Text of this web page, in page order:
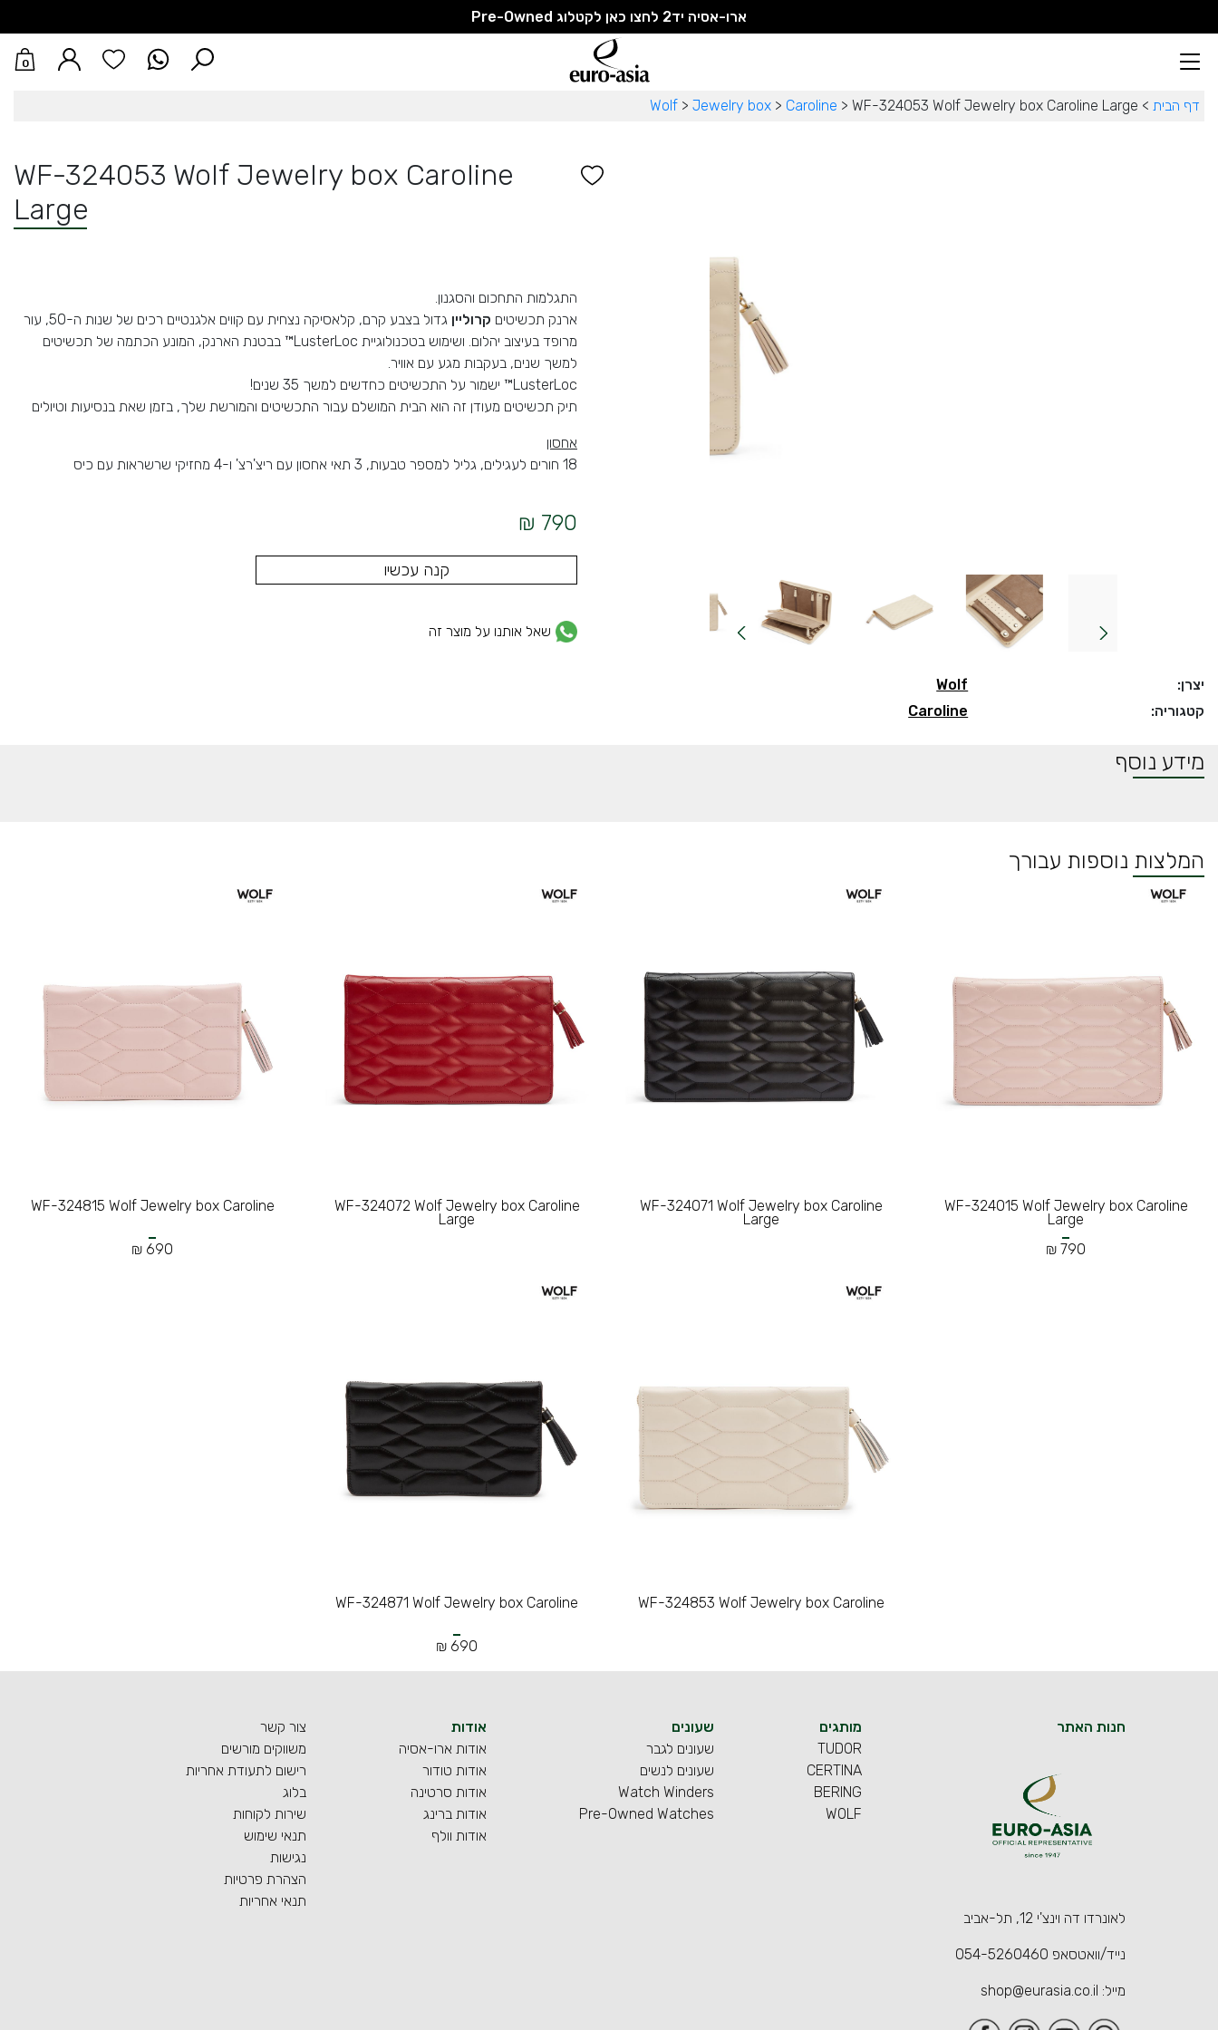
ארו-אסיה יד2 לחצו כאן לקטלוג Pre-Owned
0
דף הבית >
Wolf > Jewelry box > Caroline > WF-324053 Wolf Jewelry box Caroline Large
יצרן:
Wolf
קטגוריה:
Caroline
WF-324053 Wolf Jewelry box Caroline
Large
התגלמות התחכום והסגנון.
ארנק תכשיטים קרוליין
גדול בצבע קרם, קלאסיקה נצחית עם קווים אלגנטיים רכים של שנות ה-50, עור
מרופד בעיצוב יהלום. ושימוש בטכנולוגיית
LusterLoc™ בבטנת הארנק, המונע הכתמה של תכשיטים
למשך שנים, בעקבות מגע עם אוויר.
LusterLoc™ ישמור על התכשיטים כחדשים למשך 35 שנים!
תיק תכשיטים מעודן זה הוא הבית המושלם עבור התכשיטים והמורשת שלך, בזמן שאת בנסיעות וטיולים
אחסון
18 חורים לעגילים, גליל למספר טבעות, 3 תאי אחסון עם ריצ'רצ' ו-4 מחזיקי שרשראות עם כיס
790 ₪
קנה עכשיו
שאל אותנו על מוצר זה
מידע נוסף
המלצות נוספות עבורך
WF-324015 Wolf Jewelry box Caroline
Large
790 ₪
WF-324071 Wolf Jewelry box Caroline
Large
WF-324072 Wolf Jewelry box Caroline
Large
WF-324815 Wolf Jewelry box Caroline
690 ₪
WF-324853 Wolf Jewelry box Caroline
WF-324871 Wolf Jewelry box Caroline
690 ₪
חנות האתר
לאונרדו דה וינצ'י 12, תל-אביב
נייד/וואטסאפ 054-5260460
מייל: shop@eurasia.co.il
מותגים
TUDOR
CERTINA
BERING
WOLF
שעונים
שעונים לגבר
שעונים לנשים
Watch Winders
Pre-Owned Watches
אודות
אודות ארו-אסיה
אודות טודור
אודות סרטינה
אודות ברינג
אודות וולף
צור קשר
משווקים מורשים
רישום לתעודת אחריות
בלוג
שירות לקוחות
תנאי שימוש
נגישות
הצהרת פרטיות
תנאי אחריות